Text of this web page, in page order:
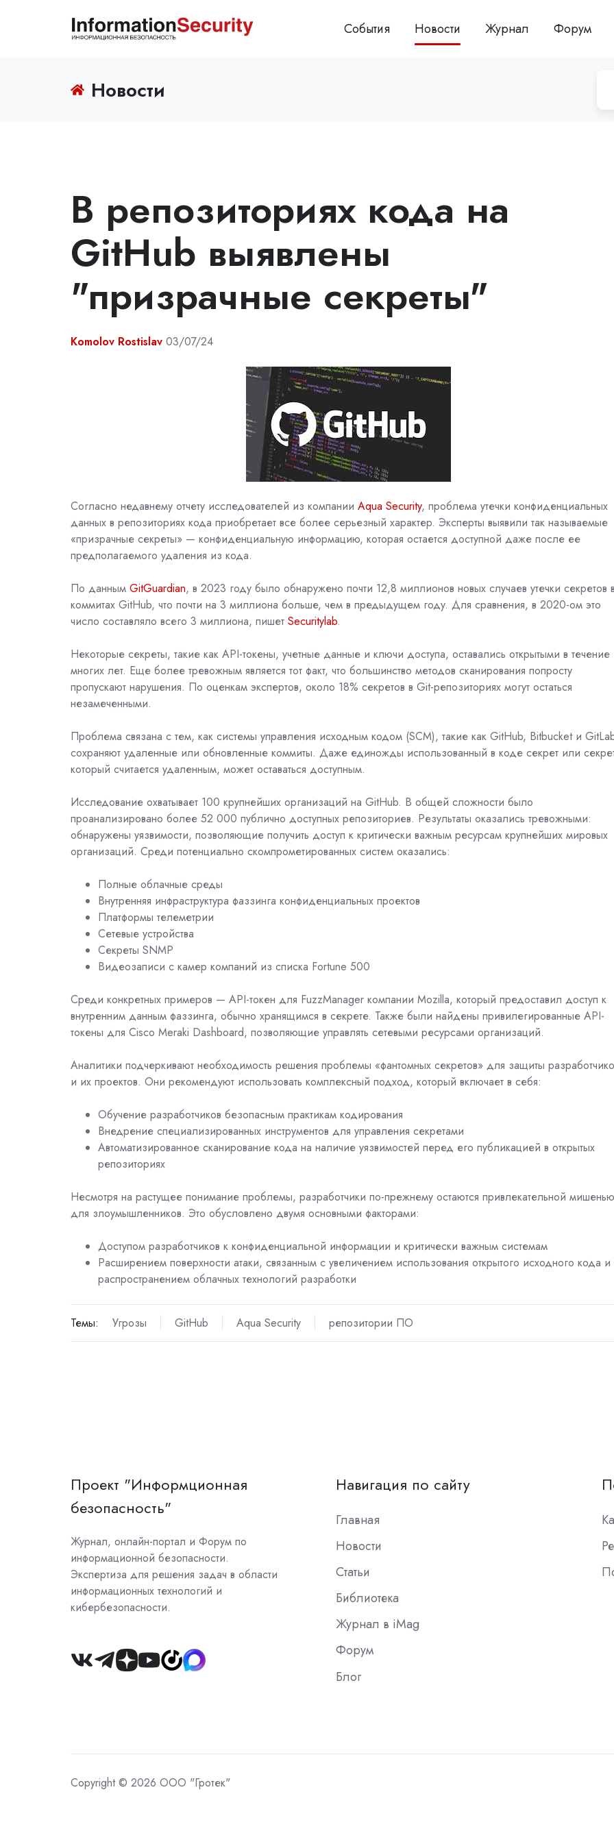
События Новости Журнал Форум
Новости
В репозиториях кода на
GitHub выявлены
"призрачные секреты"
Komolov Rostislav 03/07/24
Согласно недавнему отчету исследователей из компании Aqua Security, проблема утечки конфиденциальных
данных в репозиториях кода приобретает все более серьезный характер. Эксперты выявили так называемые
«призрачные секреты» — конфиденциальную информацию, которая остается доступной даже после ее
предполагаемого удаления из кода.
По данным GitGuardian, в 2023 году было обнаружено почти 12,8 миллионов новых случаев утечки секретов
коммитах GitHub, что почти на 3 миллиона больше, чем в предыдущем году. Для сравнения, в 2020-ом это
число составляло всего 3 миллиона, пишет Securitylab.
Некоторые секреты, такие как API-токены, учетные данные и ключи доступа, оставались открытыми в течение
многих лет. Еще более тревожным является тот факт, что большинство методов сканирования попросту
пропускают нарушения. По оценкам экспертов, около 18% секретов в Git-репозиториях могут остаться
незамеченными.
Проблема связана с тем, как системы управления исходным кодом (SCM), такие как GitHub, Bitbucket и
сохраняют удаленные или обновленные коммиты. Даже единожды использованный в коде секрет или
который считается удаленным, может оставаться доступным.
Исследование охватывает 100 крупнейших организаций на GitHub. В общей сложности было
проанализировано более 52 000 публично доступных репозиториев. Результаты оказались тревожными:
обнаружены уязвимости, позволяющие получить доступ к критически важным ресурсам крупнейших мировых
организаций. Среди потенциально скомпрометированных систем оказались:
Полные облачные среды
Внутренняя инфраструктура фаззинга конфиденциальных проектов
Платформы телеметрии
Сетевые устройства
Секреты SNMP
Видеозаписи с камер компаний из списка Fortune 500
Среди конкретных примеров — API-токен для FuzzManager компании Mozilla, который предоставил доступ к
внутренним данным фаззинга, обычно хранящимся в секрете. Также были найдены привилегированные API-
токены для Cisco Meraki Dashboard, позволяющие управлять сетевыми ресурсами организаций.
Аналитики подчеркивают необходимость решения проблемы «фантомных секретов» для защиты
и их проектов. Они рекомендуют использовать комплексный подход, который включает в себя:
Обучение разработчиков безопасным практикам кодирования
Внедрение специализированных инструментов для управления секретами
Автоматизированное сканирование кода на наличие уязвимостей перед его публикацией в открытых
репозиториях
Несмотря на растущее понимание проблемы, разработчики по-прежнему остаются привлекательной мишенью
для злоумышленников. Это обусловлено двумя основными факторами:
Доступом разработчиков к конфиденциальной информации и критически важным системам
Расширением поверхности атаки, связанным с увеличением использования открытого исходного кода и
распространением облачных технологий разработки
Темы: Угрозы GitHub Aqua Security репозитории ПО
Проект "Информционная
безопасность"
Журнал, онлайн-портал и Форум по
информационной безопасности.
Экспертиза для решения задач в области
информационных технологий и
кибербезопасности.
Join
Навигация по сайту
Главная
Новости
Статьи
Библиотека
Журнал в iMag
Форум
Блог
Copyright © 2026 ООО "Гротек"